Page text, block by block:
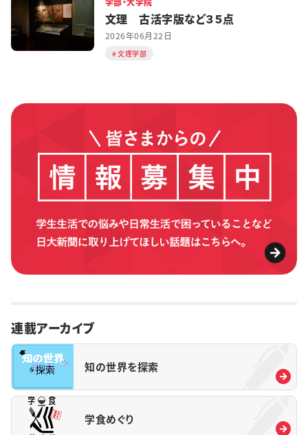
文理 古活字版など３５点
2026年06月22日
文理学部
連載アーカイブ
知の世界を探索
学食めぐり